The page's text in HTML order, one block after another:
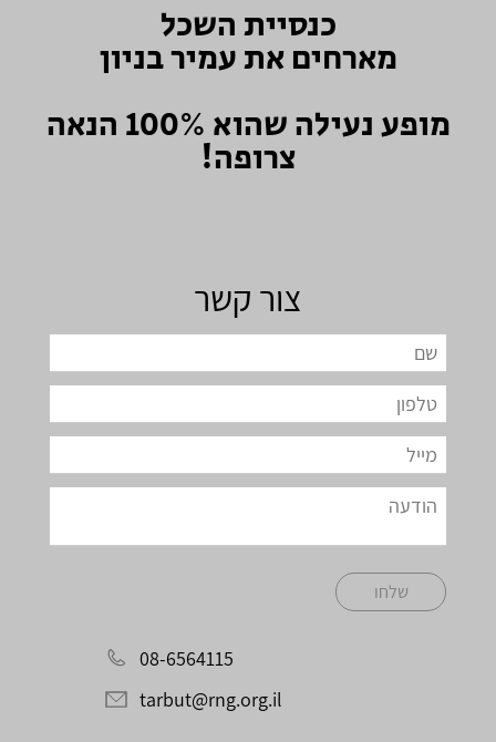
כנסיית השכל
מארחים את עמיר בניון
מופע נעילה שהוא 100% הנאה
צרופה!
צור קשר
שלחו
08-6564115
tarbut@rng.org.il